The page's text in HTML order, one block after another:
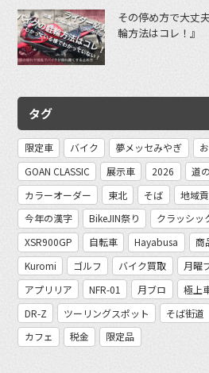
その停め方で大丈
輪方法はコレ！』
タグ
限定車 バイク 夢メッセみやぎ
GOAN CLASSIC
展示車 2026 道
カラーオーダー
東北 そば 地域
今年の漢字
BikeJIN祭り クラッシッ
XSR900GP
自転車 Hayabusa 商
Kuromi
ゴルフ バイク買取 月曜
アプリリア
NFR-01 月ブロ 極上
DR-Z
ツーリングスポット そば街道
カフェ
税金 限定品